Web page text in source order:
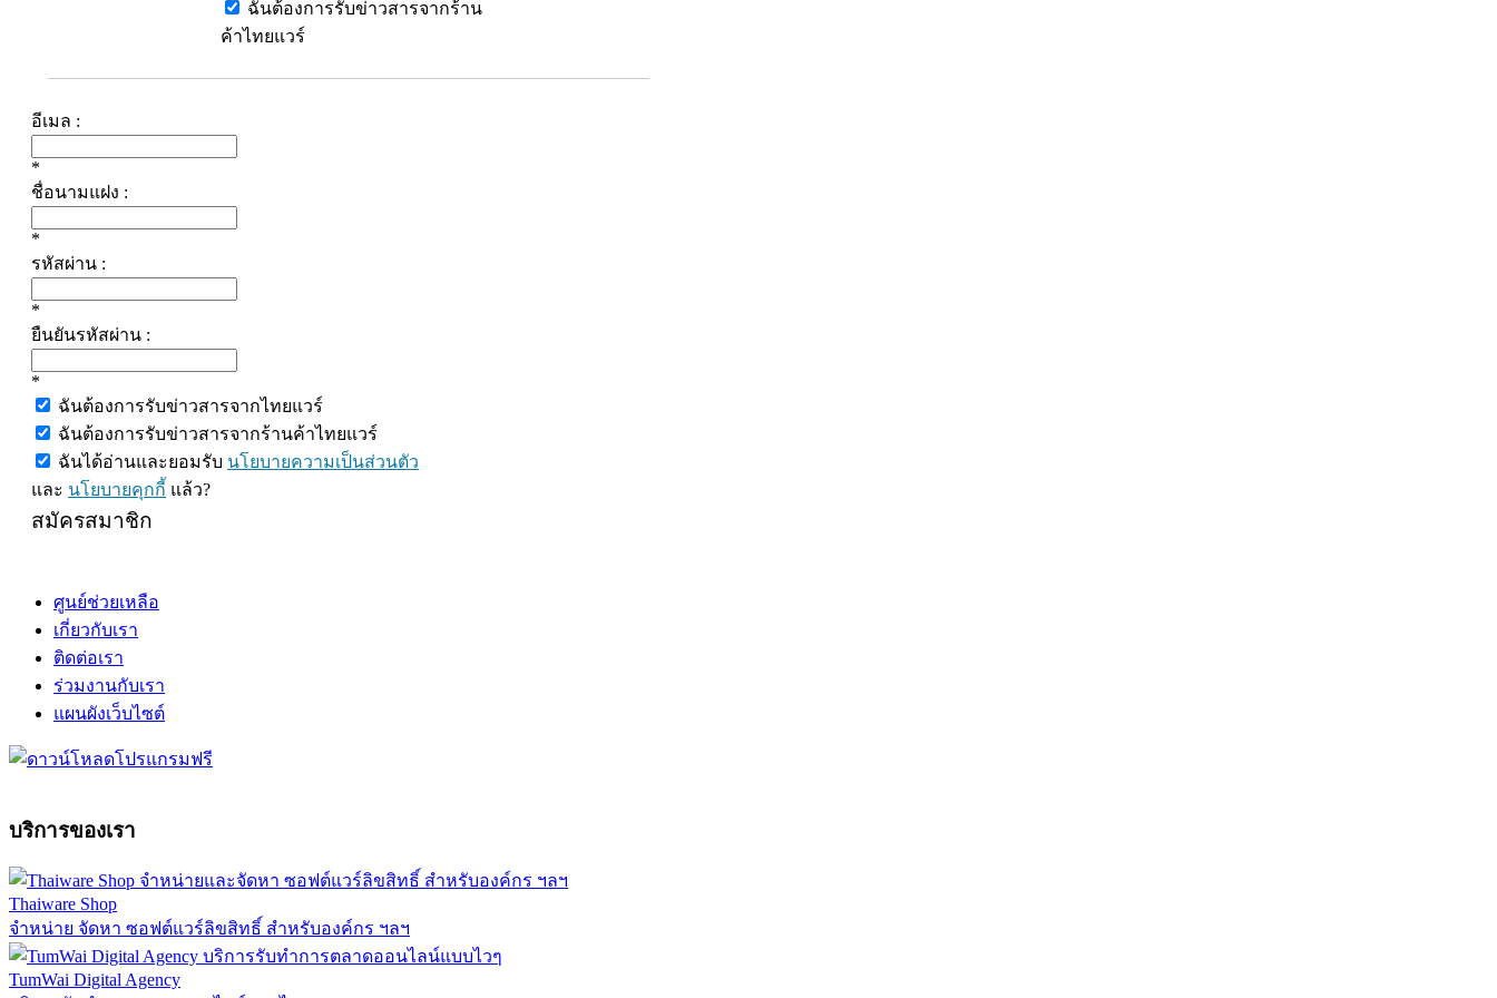
ฉันต้องการรับข่าวสารจากร้าน
ค้าไทยแวร์
อีเมล :
*
ชื่อนามแฝง :
*
รหัสผ่าน :
*
ยืนยันรหัสผ่าน :
*
ฉันต้องการรับข่าวสารจากไทยแวร์
ฉันต้องการรับข่าวสารจากร้านค้าไทยแวร์
ฉันได้อ่านและยอมรับ นโยบายความเป็นส่วนตัว
และ นโยบายคุกกี้ แล้ว?
สมัครสมาชิก
ศูนย์ช่วยเหลือ
เกี่ยวกับเรา
ติดต่อเรา
ร่วมงานกับเรา
แผนผังเว็บไซต์
บริการของเรา
Thaiware Shop
จำหน่าย จัดหา ซอฟต์แวร์ลิขสิทธิ์ สำหรับองค์กร ฯลฯ
TumWai Digital Agency